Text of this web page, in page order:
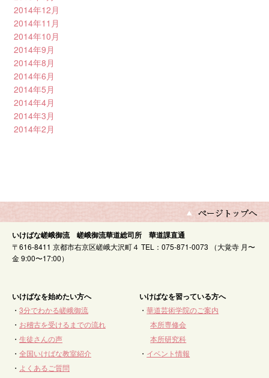
2014年12月
2014年11月
2014年10月
2014年9月
2014年8月
2014年6月
2014年5月
2014年4月
2014年3月
2014年2月
いけばな嵯峨御流 嵯峨御流華道総司所 華道課直通
〒616-8411 京都市右京区嵯峨大沢町４ TEL：075-871-0073 （大覚寺 月〜
金 9:00〜17:00）
いけばなを始めたい方へ
・ 3分でわかる嵯峨御流
・ お稽古を受けるまでの流れ
・ 生徒さんの声
・ 全国いけばな教室紹介
・ よくあるご質問
いけばなを習っている方へ
・華道芸術学院のご案内
本所専修会
本所研究科
・ イベント情報